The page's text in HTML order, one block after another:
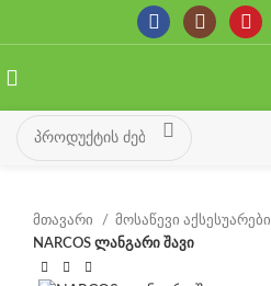
მთავარი მოსაწევი აქსესუარები
NARCOS ლანგარი შავი